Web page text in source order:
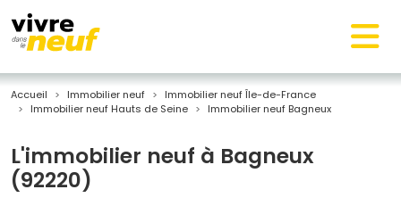
Accueil Immobilier neuf
Immobilier neuf Île-de-France
Immobilier neuf Hauts de Seine
Immobilier neuf Bagneux
L'immobilier neuf à Bagneux
(92220)